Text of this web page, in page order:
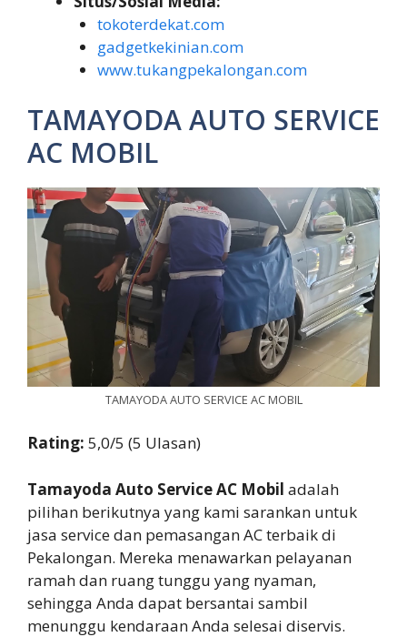
tokoterdekat.com
gadgetkekinian.com
www.tukangpekalongan.com
TAMAYODA AUTO SERVICE
AC MOBIL
TAMAYODA AUTO SERVICE AC MOBIL
Rating: 5,0/5 (5 Ulasan)
Tamayoda Auto Service AC Mobil adalah
pilihan berikutnya yang kami sarankan untuk
jasa service dan pemasangan AC terbaik di
Pekalongan. Mereka menawarkan pelayanan
ramah dan ruang tunggu yang nyaman,
sehingga Anda dapat bersantai sambil
menunggu kendaraan Anda selesai diservis.